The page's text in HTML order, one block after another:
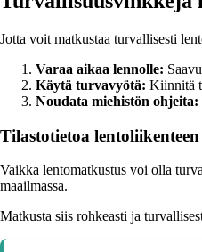
Jotta voit matkustaa turvallisesti
Varaa aikaa lennolle:
Käytä turvavyötä: Kiinnitä
Noudata miehistön ohjeita:
Tilastotietoa
Vaikka lentomatkustus voi olla
maailmassa.
Matkusta siis rohkeasti ja